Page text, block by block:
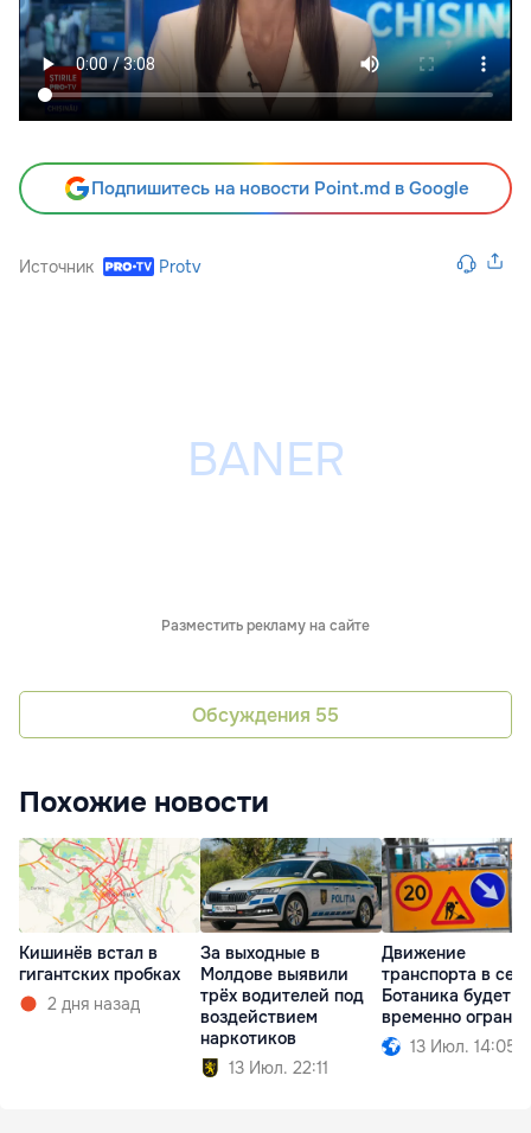
Подпишитесь на новости Point.md в Google
Источник Protv
Разместить рекламу на сайте
Обсуждения 55
Похожие новости
Кишинёв встал в
гигантских пробках
2 дня назад
За выходные в
Молдове выявили
трёх водителей под
воздействием
наркотиков
13 Июл. 22:11
Движение
транспорта в
Ботаника будет
временно
13 Июл. 14:05